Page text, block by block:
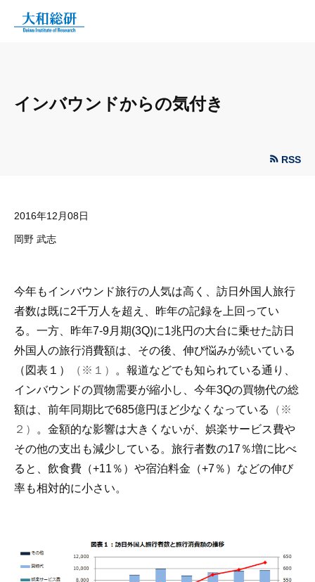
インバウンドからの気付き
RSS
2016年12月08日
岡野 武志
今年もインバウンド旅行の人気は高く、訪日外国人旅行
者数は既に2千万人を超え、昨年の記録を上回ってい
る。一方、昨年7-9月期(3Q)に1兆円の大台に乗せた訪日
外国人の旅行消費額は、その後、伸び悩みが続いている
（図表１）
（※１）
。報道などでも知られている通り、
インバウンドの買物需要が縮小し、今年3Qの買物代の総
額は、前年同期比で685億円ほど少なくなっている
（※
２）
。金額的な影響は大きくないが、娯楽サービス費や
その他の支出も減少している。旅行者数の17％増に比べ
ると、飲食費（+11％）や宿泊料金（+7％）などの伸び
率も相対的に小さい。